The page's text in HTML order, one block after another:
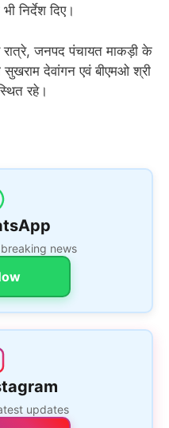
निर्देश दिए।
जनपद पंचायत माकड़ी के
देवांगन एवं बीएमओ श्री
रहे।
news
updates